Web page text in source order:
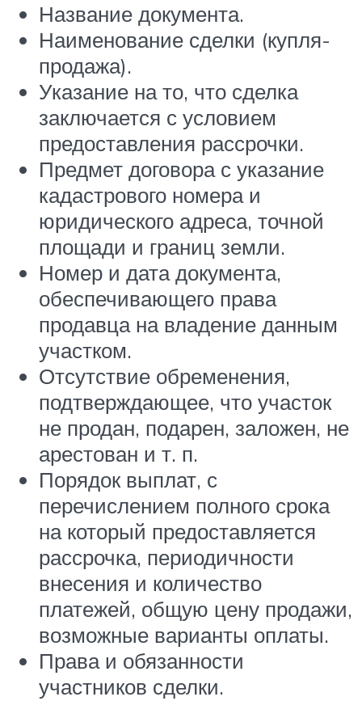
Название документа.
Наименование сделки (купля-
продажа).
Указание на то, что сделка
заключается с условием
предоставления рассрочки.
Предмет договора с указание
кадастрового номера и
юридического адреса, точной
площади и границ земли.
Номер и дата документа,
обеспечивающего права
продавца на владение данным
участком.
Отсутствие обременения,
подтверждающее, что участок
не продан, подарен, заложен, не
арестован и т. п.
Порядок выплат, с
перечислением полного срока
на который предоставляется
рассрочка, периодичности
внесения и количество
платежей, общую цену продажи,
возможные варианты оплаты.
Права и обязанности
участников сделки.